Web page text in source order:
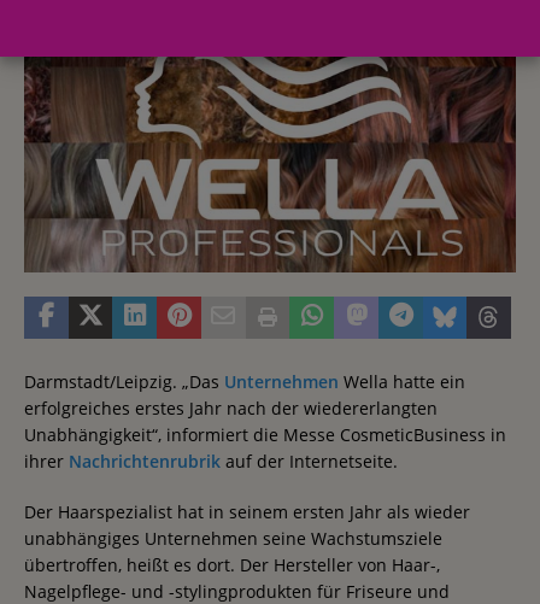
Darmstadt/Leipzig. „Das Unternehmen Wella hatte ein
erfolgreiches erstes Jahr nach der wiedererlangten
Unabhängigkeit“, informiert die Messe CosmeticBusiness in
ihrer Nachrichtenrubrik auf der Internetseite.
Der Haarspezialist hat in seinem ersten Jahr als wieder
unabhängiges Unternehmen seine Wachstumsziele
übertroffen, heißt es dort. Der Hersteller von Haar-,
Nagelpflege- und -stylingprodukten für Friseure und